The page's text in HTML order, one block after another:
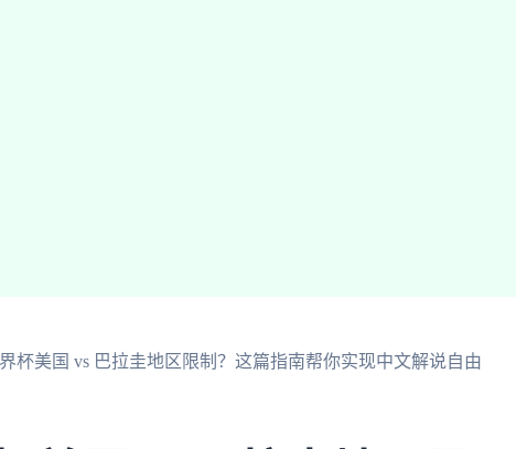
杯美国 vs 巴拉圭地区限制？这篇指南帮你实现中文解说自由